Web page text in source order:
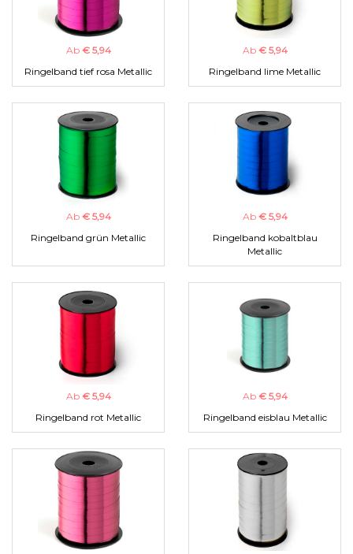
Ab € 5,94
Ringelband tief rosa Metallic
Ab € 5,94
Ringelband lime Metallic
Ab € 5,94
Ringelband grün Metallic
Ab € 5,94
Ringelband kobaltblau
Metallic
Ab € 5,94
Ringelband rot Metallic
Ab € 5,94
Ringelband eisblau Metallic